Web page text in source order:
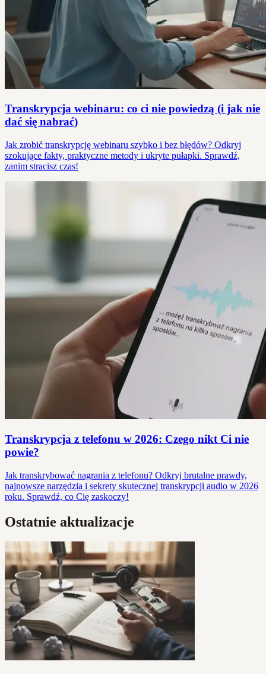
Transkrypcja webinaru: co ci nie powiedzą (i jak nie
dać się nabrać)
Jak zrobić transkrypcję webinaru szybko i bez błędów? Odkryj
szokujące fakty, praktyczne metody i ukryte pułapki. Sprawdź,
zanim stracisz czas!
Transkrypcja z telefonu w 2026: Czego nikt Ci nie
powie?
Jak transkrybować nagrania z telefonu? Odkryj brutalne prawdy,
najnowsze narzędzia i sekrety skutecznej transkrypcji audio w 2026
roku. Sprawdź, co Cię zaskoczy!
Ostatnie aktualizacje